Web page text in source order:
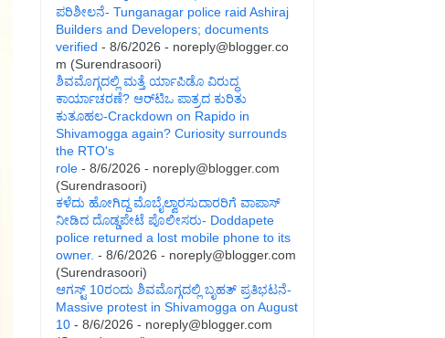
ಪರಿಶೀಲನೆ- Tunganagar police raid Ashiraj
Builders and Developers; documents
verified - 8/6/2026 - noreply@blogger.co
m (Surendrasoori)
ಶಿವಮೊಗ್ಗದಲ್ಲಿ ಮತ್ತೆ ರ್ಯಾಪಿಡೊ ವಿರುದ್ಧ
ಕಾರ್ಯಾಚರಣೆ? ಆರ್‌ಟಿಒ ಪಾತ್ರದ ಕುರಿತು
ಕುತೂಹಲ-Crackdown on Rapido in
Shivamogga again? Curiosity surrounds
the RTO's
role - 8/6/2026 - noreply@blogger.com
(Surendrasoori)
ಕಳೆದು ಹೋಗಿದ್ದ ಮೊಬೈಲ್ವಾರಸುದಾರರಿಗೆ ವಾಪಾಸ್
ನೀಡಿದ ದೊಡ್ಡಪೇಟೆ ಪೊಲೀಸರು- Doddapete
police returned a lost mobile phone to its
owner. - 8/6/2026 - noreply@blogger.com
(Surendrasoori)
ಆಗಸ್ಟ್‌ 10ರಂದು ಶಿವಮೊಗ್ಗದಲ್ಲಿ ಬೃಹತ್ ಪ್ರತಿಭಟನೆ-
Massive protest in Shivamogga on August
10 - 8/6/2026 - noreply@blogger.com